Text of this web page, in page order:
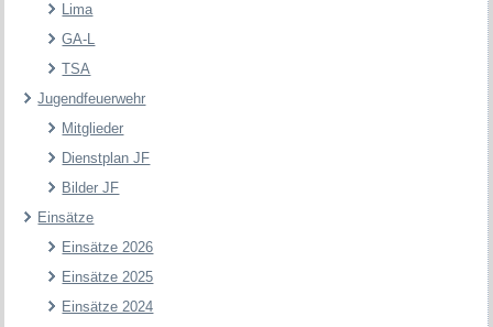
Lima
GA-L
TSA
Jugendfeuerwehr
Mitglieder
Dienstplan JF
Bilder JF
Einsätze
Einsätze 2026
Einsätze 2025
Einsätze 2024